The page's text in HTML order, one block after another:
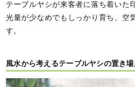
テーブルヤシが来客者に落ち着いた
光量が少なめでもしっかり育ち、空
す。
風水から考えるテーブルヤシの置き場